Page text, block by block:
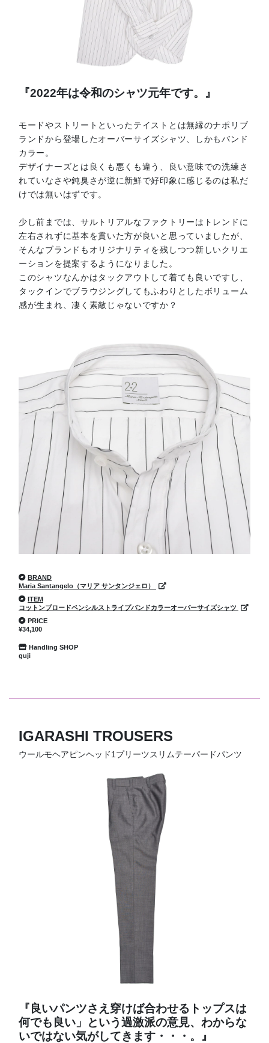
『2022年は令和のシャツ元年です。』
モードやストリートといったテイストとは無縁のナポリブ
ランドから登場したオーバーサイズシャツ、しかもバンド
カラー。
デザイナーズとは良くも悪くも違う、良い意味での洗練さ
れていなさや鈍臭さが逆に新鮮で好印象に感じるのは私だ
けでは無いはずです。
少し前までは、サルトリアルなファクトリーはトレンドに
左右されずに基本を貫いた方が良いと思っていましたが、
そんなブランドもオリジナリティを残しつつ新しいクリエ
ーションを提案するようになりました。
このシャツなんかはタックアウトして着ても良いですし、
タックインでブラウジングしてもふわりとしたボリューム
感が生まれ、凄く素敵じゃないですか？
BRAND
Maria Santangelo（マリア サンタンジェロ）
ITEM
コットンブロードペンシルストライプバンドカラーオーバーサイズシャツ
PRICE
¥34,100
Handling SHOP
guji
IGARASHI TROUSERS
ウールモヘアピンヘッド1プリーツスリムテーパードパンツ
『良いパンツさえ穿けば合わせるトップスは
何でも良い」という過激派の意見、わからな
いではない気がしてきます・・・。』